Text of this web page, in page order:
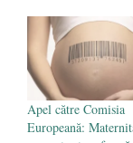
Apel către Comisia
Europeană: